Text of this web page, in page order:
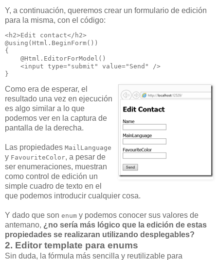
Y, a continuación, queremos crear un formulario de edición
para la misma, con el código:
<h2>Edit contact</h2>
@using(Html.BeginForm())
{
    @Html.EditorForModel()
    <input type="submit" value="Send" />
}
Como era de esperar, el
resultado una vez en ejecución
es algo similar a lo que
podemos ver en la captura de
pantalla de la derecha.
Las propiedades MailLanguage
y FavouriteColor, a pesar de
ser enumeraciones, muestran
como control de edición un
simple cuadro de texto en el
que podemos introducir cualquier cosa.
Y dado que son enum y podemos conocer sus valores de
antemano, ¿no sería más lógico que la edición de estas
propiedades se realizaran utilizando desplegables?
2. Editor template para enums
Sin duda, la fórmula más sencilla y reutilizable para